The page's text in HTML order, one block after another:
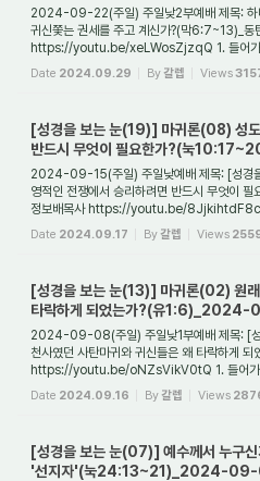
2024-09-22(주일) 주일낮2부예배 제목: 하
귀신쫓는 권세를 주고 계신가?(막6:7~13)_동
https://youtu.be/xeLWosZjzqQ 1. 들어
목사
Date 2024.09.29 By갈렙 Views
[성경을 보는 눈(19)] 마귀론(08) 성도
반드시 무엇이 필요한가?(눅
2024-09-15(주일) 주일낮예배 제목: [성경
영적인 전쟁에서 승리하려면 반드시 무엇이
정보배목사 https://youtu.be/8JjkihtdF8c
때에 신앙생활...
Date 2024.09.17 By갈렙 Views
[성경을 보는 눈(13)] 마귀론(02) 원래
타락하게 되었는가?(유
2024-09-08(주일) 주일낮1부예배 제목: [
천사였던 사탄마귀와 귀신들은 왜 타락하게
https://youtu.be/oNZsVikV0tQ 1. 들어가
것이 아니...
Date 2024.09.16 By갈렙 Views
[성경을 보는 눈(07)] 예수께서 누구신
'선지자'(눅24:13~21)_2024-09-